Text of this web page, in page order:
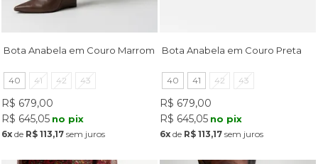
Bota Anabela em Couro Marrom
40 41 42 43
R$ 679,00
R$ 645,05 no pix
6xde R$ 113,17sem juros
Bota Anabela em Couro Preta
40 41 42 43
R$ 679,00
R$ 645,05 no pix
6x de R$ 113,17 sem juros